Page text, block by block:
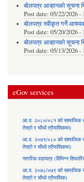
बोलपत्र आव्हानको सूचना
Post date: 05/22/2026 -
बोलपत्र स्वीकृत गर्ने
Post date: 05/20/2026 -
बोलपत्र आव्हानको सूचना
Post date: 05/13/2026 -
eGov services
आ.व. २०८०/०८१ को सामाजिक
तेस्रो र चौथो त्रैमासिकमा)
आ.व. २०७९/०८० को सामाजिक
तेस्रो र चौथो त्रैमासिकमा)
नागरिक वडापत्र (विभिन्न
आ.व. २०७८/०७९ को सामाजिक
तेस्रो र चौथो त्रैमासिक)